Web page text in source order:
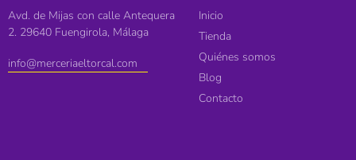
Avd. de Mijas con calle Antequera
2. 29640 Fuengirola, Málaga
info@merceriaeltorcal.com
Inicio
Tienda
Quiénes somos
Blog
Contacto